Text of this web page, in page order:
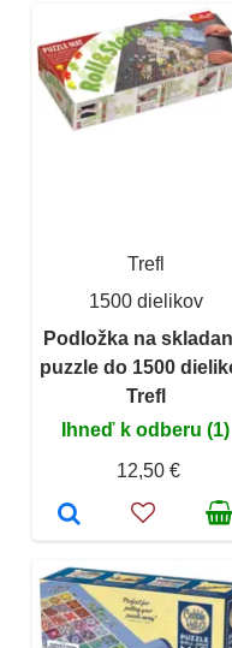
Trefl
1500 dielikov
Podložka na
puzzle do 1500
Trefl
Ihneď k odberu (1)
12,50 €